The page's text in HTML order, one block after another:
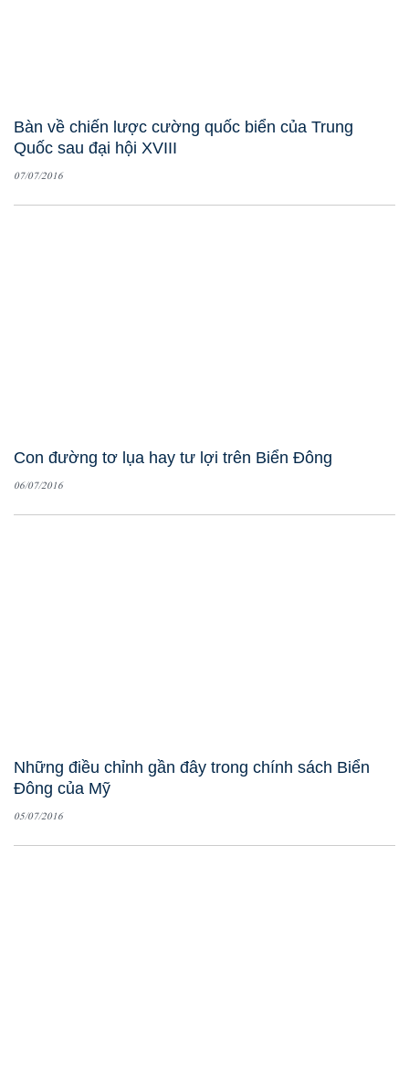
Bàn về chiến lược cường quốc biển của Trung
Quốc sau đại hội XVIII
07/07/2016
Con đường tơ lụa hay tư lợi trên Biển Đông
06/07/2016
Những điều chỉnh gần đây trong chính sách Biển
Đông của Mỹ
05/07/2016